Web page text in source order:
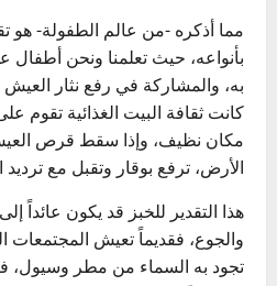
مما أذكره -من عالم الطفولة- هو
بأنواعه، حيث تعلمنا ونحن
به، والمشاركة في رفع نثار
كانت ثقافة البيت الغذائية
مكان نظيف، وإذا سقط قرص
الأرض، ترفع بوقار وتقبل مع
هذا التقدير للخبز قد يكون عائداً
والجوع، فقديماً تعيش المجتمعات
تجود به السماء من مطر وسيول،